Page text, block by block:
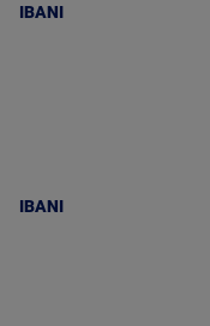
IBANI
IBANI